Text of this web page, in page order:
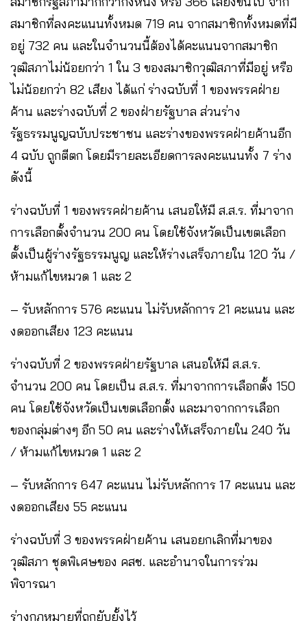
สมาชิกที่ลงคะแนนทั้งหมด 719 คน จากสมาชิกทั้งหมดที่มี
อยู่ 732 คน และในจำนวนนี้ต้องได้คะแนนจากสมาชิก
วุฒิสภาไม่น้อยกว่า 1 ใน 3 ของสมาชิกวุฒิสภาที่มีอยู่ หรือ
ไม่น้อยกว่า 82 เสียง ได้แก่ ร่างฉบับที่ 1 ของพรรคฝ่าย
ค้าน และร่างฉบับที่ 2 ของฝ่ายรัฐบาล ส่วนร่าง
รัฐธรรมนูญฉบับประชาชน และร่างของพรรคฝ่ายค้านอีก
4 ฉบับ ถูกตีตก โดยมีรายละเอียดการลงคะแนนทั้ง 7 ร่าง
ดังนี้
ร่างฉบับที่ 1 ของพรรคฝ่ายค้าน เสนอให้มี ส.ส.ร. ที่มาจาก
การเลือกตั้งจำนวน 200 คน โดยใช้จังหวัดเป็นเขตเลือก
ตั้งเป็นผู้ร่างรัฐธรรมนูญ และให้ร่างเสร็จภายใน 120 วัน /
ห้ามแก้ไขหมวด 1 และ 2
– รับหลักการ 576 คะแนน ไม่รับหลักการ 21 คะแนน และ
งดออกเสียง 123 คะแนน
ร่างฉบับที่ 2 ของพรรคฝ่ายรัฐบาล เสนอให้มี ส.ส.ร.
จำนวน 200 คน โดยเป็น ส.ส.ร. ที่มาจากการเลือกตั้ง 150
คน โดยใช้จังหวัดเป็นเขตเลือกตั้ง และมาจากการเลือก
ของกลุ่มต่างๆ อีก 50 คน และร่างให้เสร็จภายใน 240 วัน
/ ห้ามแก้ไขหมวด 1 และ 2
– รับหลักการ 647 คะแนน ไม่รับหลักการ 17 คะแนน และ
งดออกเสียง 55 คะแนน
ร่างฉบับที่ 3 ของพรรคฝ่ายค้าน เสนอยกเลิกที่มาของ
วุฒิสภา ชุดพิเศษของ คสช. และอำนาจในการร่วม
พิจารณา
ร่างกฎหมายที่ถูกยับยั้งไว้